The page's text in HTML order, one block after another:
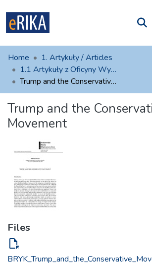
UAFM
Information
For authors
Help
Contact
Home
1. Artykuły / Articles
1.1 Artykuły z Oficyny Wydawniczej AFM
Trump and the Conservative Movement
Trump and the
Movement
Files
file_open